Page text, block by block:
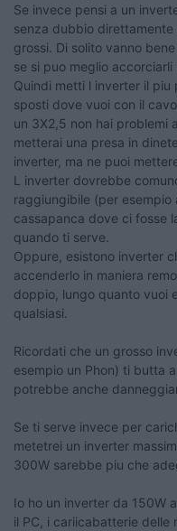
Se invece pensi a un
senza dubbio
grossi. Di solito vanno
se si puo meglio accorciarli
Quindi metti l inverter il piu
sposti dove vuoi con il
un 3X2,5 non hai problemi
metterai una presa in
inverter, ma ne puoi
L inverter dovrebbe
raggiungibile (per
cassapanca dove ci fosse
quando ti serve.
Oppure, esistono inverter
accenderlo in maniera
doppio, lungo quanto vuoi
qualsiasi.
Ricordati che un grosso
esempio un Phon) ti butta
potrebbe anche
Se ti serve invece per
metetrei un inverter
300W sarebbe piu che
Io ho un inverter da 150W
il PC, i cariicabatterie